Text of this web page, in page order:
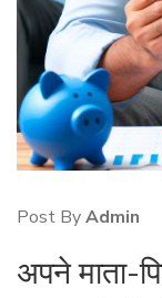
Post ByAdmin
अपने माता-